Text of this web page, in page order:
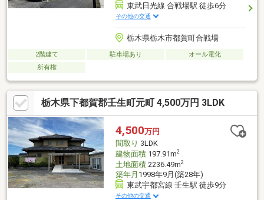
東武日光線 合戦場駅 徒歩6分
その他の交通
栃木県栃木市都賀町合戦場
2階建て 駐車場あり
オール電化
所有権
栃木県下都賀郡壬生町元町 4,500万円 3LDK
4,500万円
間取り 3LDK
建物面積197.91m2
土地面積2236.49m2
築年月 1998年9月(築28年)
東武宇都宮線 壬生駅 徒歩9分
その他の交通